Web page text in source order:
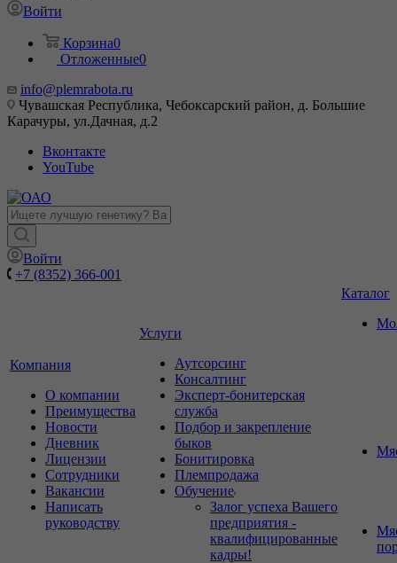
Войти
Корзина0
Отложенные0
info@plemrabota.ru
Чувашская Республика, Чебоксарский район, д. Большие
Карачуры, ул.Дачная, д.2
Вконтакте
YouTube
Войти
+7 (8352) 366-001
Компания
О компании
Преимущества
Новости
Дневник
Лицензии
Сотрудники
Вакансии
Написать
руководству
Услуги
Аутсорсинг
Консалтинг
Эксперт-бонитерская
служба
Подбор и закрепление
быков
Бонитировка
Племпродажа
Обучение
Залог успеха Вашего
предприятия -
квалифицированные
кадры!
Каталог